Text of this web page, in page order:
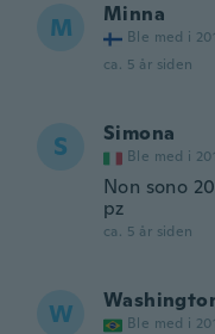
M Minna
Ble med i
ca. 5 år siden
S Simona
Ble med i
Non sono
pz
ca. 5 år siden
W Ble med i